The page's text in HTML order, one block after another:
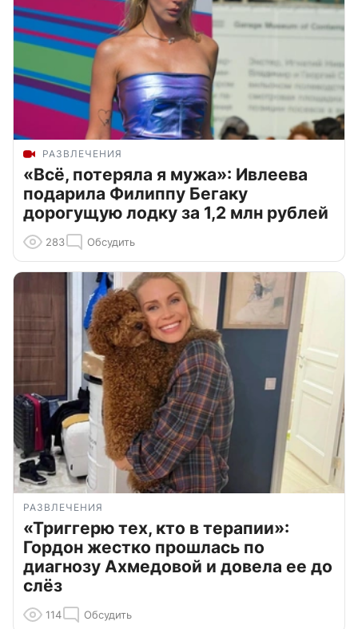
РАЗВЛЕЧЕНИЯ
«Всё, потеряла я мужа»: Ивлеева
подарила Филиппу Бегаку
дорогущую лодку за 1,2 млн рублей
283 Обсудить
РАЗВЛЕЧЕНИЯ
«Триггерю тех, кто в терапии»:
Гордон жестко прошлась по
диагнозу Ахмедовой и довела ее до
слёз
114 Обсудить